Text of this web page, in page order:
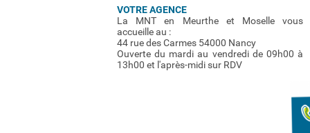
VOTRE AGENCE
La MNT en Meurthe et Moselle vous
accueille au :
44 rue des Carmes 54000 Nancy
Ouverte du mardi au vendredi de 09h00 à
13h00 et l'après-midi sur RDV